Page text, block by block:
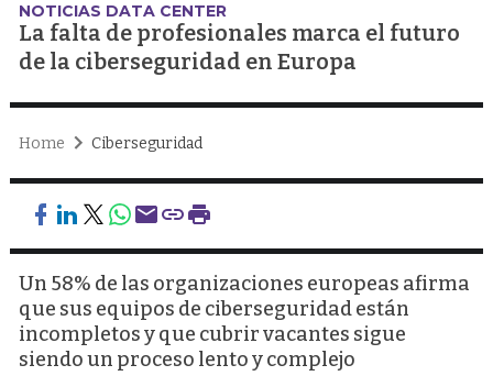
NOTICIAS DATA CENTER
La falta de profesionales marca el futuro
de la ciberseguridad en Europa
Home Ciberseguridad
Un 58% de las organizaciones europeas afirma
que sus equipos de ciberseguridad están
incompletos y que cubrir vacantes sigue
siendo un proceso lento y complejo